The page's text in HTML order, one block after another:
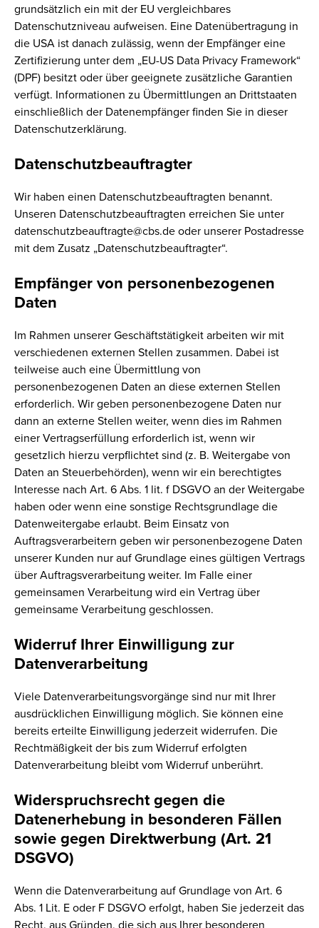
grundsätzlich ein mit der EU vergleichbares
Datenschutzniveau aufweisen. Eine Datenübertragung in
die USA ist danach zulässig, wenn der Empfänger eine
Zertifizierung unter dem „EU-US Data Privacy Framework“
(DPF) besitzt oder über geeignete zusätzliche Garantien
verfügt. Informationen zu Übermittlungen an Drittstaaten
einschließlich der Datenempfänger finden Sie in dieser
Datenschutzerklärung.
Datenschutzbeauftragter
Wir haben einen Datenschutzbeauftragten benannt.
Unseren Datenschutzbeauftragten erreichen Sie unter
datenschutzbeauftragte@cbs.de oder unserer Postadresse
mit dem Zusatz „Datenschutzbeauftragter“.
Empfänger von personenbezogenen
Daten
Im Rahmen unserer Geschäftstätigkeit arbeiten wir mit
verschiedenen externen Stellen zusammen. Dabei ist
teilweise auch eine Übermittlung von
personenbezogenen Daten an diese externen Stellen
erforderlich. Wir geben personenbezogene Daten nur
dann an externe Stellen weiter, wenn dies im Rahmen
einer Vertragserfüllung erforderlich ist, wenn wir
gesetzlich hierzu verpflichtet sind (z. B. Weitergabe von
Daten an Steuerbehörden), wenn wir ein berechtigtes
Interesse nach Art. 6 Abs. 1 lit. f DSGVO an der Weitergabe
haben oder wenn eine sonstige Rechtsgrundlage die
Datenweitergabe erlaubt. Beim Einsatz von
Auftragsverarbeitern geben wir personenbezogene Daten
unserer Kunden nur auf Grundlage eines gültigen Vertrags
über Auftragsverarbeitung weiter. Im Falle einer
gemeinsamen Verarbeitung wird ein Vertrag über
gemeinsame Verarbeitung geschlossen.
Widerruf Ihrer Einwilligung zur
Datenverarbeitung
Viele Datenverarbeitungsvorgänge sind nur mit Ihrer
ausdrücklichen Einwilligung möglich. Sie können eine
bereits erteilte Einwilligung jederzeit widerrufen. Die
Rechtmäßigkeit der bis zum Widerruf erfolgten
Datenverarbeitung bleibt vom Widerruf unberührt.
Widerspruchsrecht gegen die
Datenerhebung in besonderen Fällen
sowie gegen Direktwerbung (Art. 21
DSGVO)
Wenn die Datenverarbeitung auf Grundlage von Art. 6
Abs. 1 Lit. E oder F DSGVO erfolgt, haben Sie jederzeit das
Recht, aus Gründen, die sich aus Ihrer besonderen